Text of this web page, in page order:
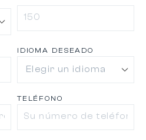
IDIOMA DESEADO
TELÉFONO